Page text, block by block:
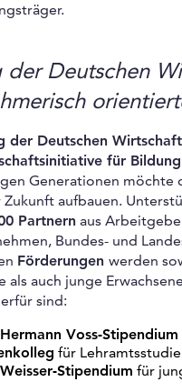
der Deutschen
der Deutschen Wirtschaft
für Bildung
Generationen möchte
Zukunft aufbauen.
Partnern aus
Bundes- und
Förderungen werden
als auch junge
sind:
Voss-
für
Stipendium für